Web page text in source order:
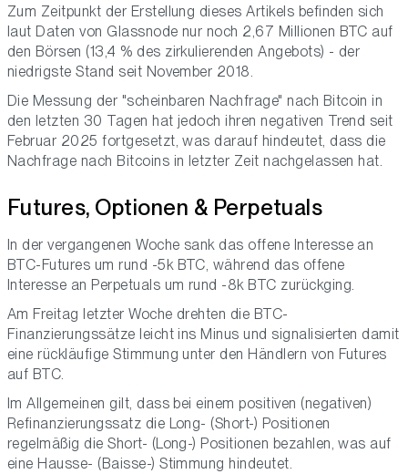
Zum Zeitpunkt der Erstellung dieses Artikels befinden sich
laut Daten von Glassnode nur noch 2,67 Millionen BTC auf
den Börsen (13,4 % des zirkulierenden Angebots) - der
niedrigste Stand seit November 2018.
Die Messung der "scheinbaren Nachfrage" nach Bitcoin in
den letzten 30 Tagen hat jedoch ihren negativen Trend seit
Februar 2025 fortgesetzt, was darauf hindeutet, dass die
Nachfrage nach Bitcoins in letzter Zeit nachgelassen hat.
Futures, Optionen & Perpetuals
In der vergangenen Woche sank das offene Interesse an
BTC-Futures um rund -5k BTC, während das offene
Interesse an Perpetuals um rund -8k BTC zurückging.
Am Freitag letzter Woche drehten die BTC-
Finanzierungssätze leicht ins Minus und signalisierten damit
eine rückläufige Stimmung unter den Händlern von Futures
auf BTC.
Im Allgemeinen gilt, dass bei einem positiven (negativen)
Refinanzierungssatz die Long- (Short-) Positionen
regelmäßig die Short- (Long-) Positionen bezahlen, was auf
eine Hausse- (Baisse-) Stimmung hindeutet.